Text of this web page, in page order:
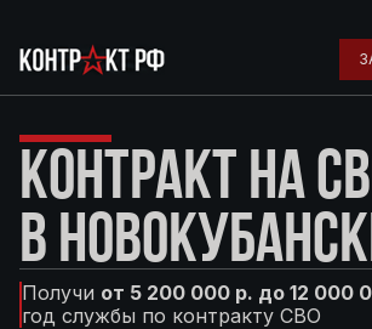
КОНТРАКТ НА
В
Получи от 5 200 000 р. до 12 000
год службы по контракту СВО